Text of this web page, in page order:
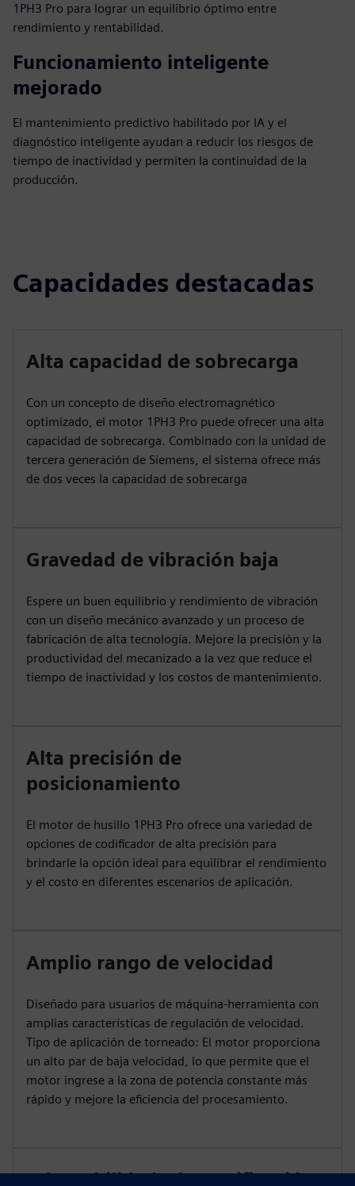
1PH3 Pro para lograr un equilibrio óptimo entre
rendimiento y rentabilidad.
Funcionamiento inteligente
mejorado
El mantenimiento predictivo habilitado por IA y el
diagnóstico inteligente ayudan a reducir los riesgos de
tiempo de inactividad y permiten la continuidad de la
producción.
Capacidades destacadas
Alta capacidad de sobrecarga
Con un concepto de diseño electromagnético
optimizado, el motor 1PH3 Pro puede ofrecer una alta
capacidad de sobrecarga. Combinado con la unidad de
tercera generación de Siemens, el sistema ofrece más
de dos veces la capacidad de sobrecarga
Gravedad de vibración baja
Espere un buen equilibrio y rendimiento de vibración
con un diseño mecánico avanzado y un proceso de
fabricación de alta tecnología. Mejore la precisión y la
productividad del mecanizado a la vez que reduce el
tiempo de inactividad y los costos de mantenimiento.
Alta precisión de
posicionamiento
El motor de husillo 1PH3 Pro ofrece una variedad de
opciones de codificador de alta precisión para
brindarle la opción ideal para equilibrar el rendimiento
y el costo en diferentes escenarios de aplicación.
Amplio rango de velocidad
Diseñado para usuarios de máquina-herramienta con
amplias características de regulación de velocidad.
Tipo de aplicación de torneado: El motor proporciona
un alto par de baja velocidad, lo que permite que el
motor ingrese a la zona de potencia constante más
rápido y mejore la eficiencia del procesamiento.
Adaptabilidad a la certificación